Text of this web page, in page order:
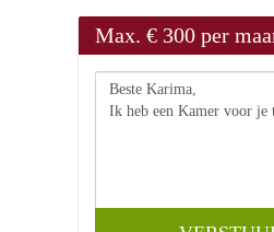
Max. € 300 per